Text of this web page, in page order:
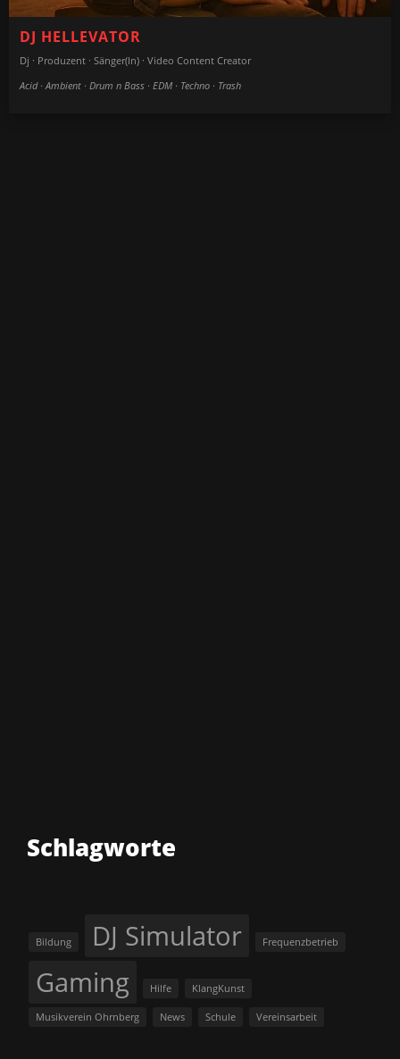
DJ HELLEVATOR
Dj · Produzent · Sänger(in) · Video Content Creator
Acid · Ambient · Drum n Bass · EDM · Techno · Trash
Schlagworte
Bildung DJ Simulator Frequenzbetrieb
Gaming Hilfe KlangKunst
Musikverein Ohrnberg News Schule Vereinsarbeit